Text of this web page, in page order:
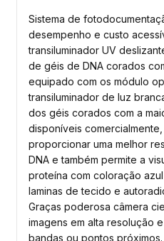
Sistema de
desempenho e custo
transiluminador UV
de géis de DNA corados
equipado com os módulo
transiluminador de luz
dos géis corados com a
disponíveis
proporcionar uma melhor
DNA e também permite a
proteína com coloração
laminas de tecido e
Graças poderosa câmera
imagens em alta resolução
bandas ou pontos próximos.